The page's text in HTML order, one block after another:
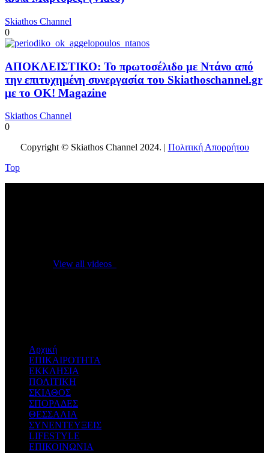
Skiathos Channel
0
ΑΠΟΚΛΕΙΣΤΙΚΟ: Το πρωτοσέλιδο με Ντάνο από
την επιτυχημένη συνεργασία του Skiathoschannel.gr
με το OK! Magazine
Skiathos Channel
0
Copyright © Skiathos Channel 2024. | Πολιτική Απορρήτου
Top
View all videos
Αρχική
ΕΠΙΚΑΙΡΟΤΗΤΑ
ΕΚΚΛΗΣΙΑ
ΠΟΛΙΤΙΚΗ
ΣΚΙΑΘΟΣ
ΣΠΟΡΑΔΕΣ
ΘΕΣΣΑΛΙΑ
ΣΥΝΕΝΤΕΥΞΕΙΣ
LIFESTYLE
ΕΠΙΚΟΙΝΩΝΙΑ